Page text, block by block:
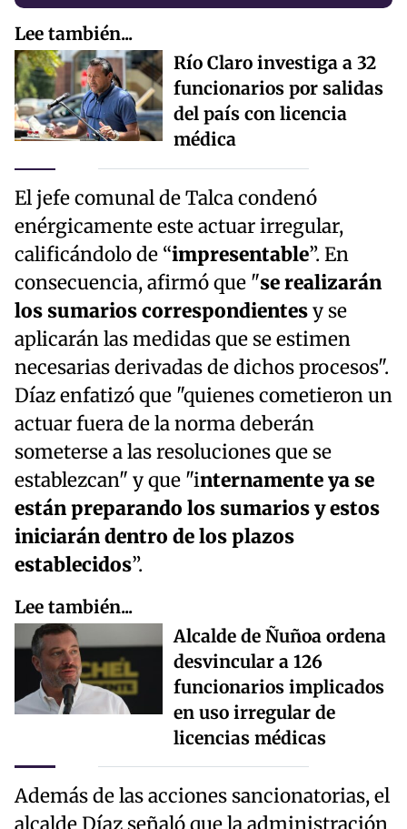
Lee también...
Río Claro investiga a 32
funcionarios por salidas
del país con licencia
médica
El jefe comunal de Talca condenó
enérgicamente este actuar irregular,
calificándolo de “impresentable”. En
consecuencia, afirmó que "se realizarán
los sumarios correspondientesy se
aplicarán las medidas que se estimen
necesarias derivadas de dichos procesos".
Díaz enfatizó que "quienes cometieron un
actuar fuera de la norma deberán
someterse a las resoluciones que se
establezcan" y que "internamente ya se
están preparando los sumarios y estos
iniciarán dentro de los plazos
establecidos”.
Lee también...
Alcalde de Ñuñoa ordena
desvincular a 126
funcionarios implicados
en uso irregular de
licencias médicas
Además de las acciones sancionatorias, el
alcalde Díaz señaló que la administración